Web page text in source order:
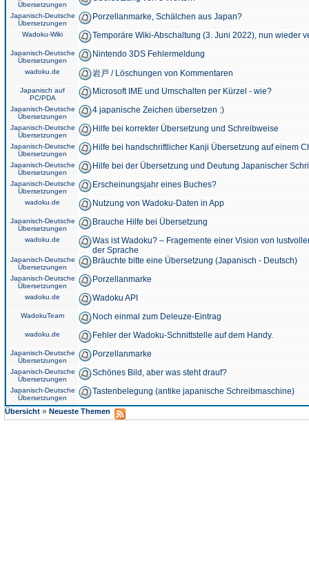
Übersetzungen
Japanisch-Deutsche
Übersetzungen
Porzellanmarke, Schälchen aus Japan?
Wadoku-Wiki Temporäre Wiki-Abschaltung (3. Juni 2022), nun wieder
Japanisch-Deutsche
Übersetzungen
Nintendo 3DS Fehlermeldung
wadoku.de 岩戸 / Löschungen von Kommentaren
Japanisch auf
PC/PDA
Microsoft IME und Umschalten per Kürzel - wie?
Japanisch-Deutsche
Übersetzungen
4 japanische Zeichen übersetzen :)
Japanisch-Deutsche
Übersetzungen
Hilfe bei korrekter Übersetzung und Schreibweise
Japanisch-Deutsche
Übersetzungen
Hilfe bei handschriftlicher Kanji Übersetzung auf einem
Japanisch-Deutsche
Übersetzungen
Hilfe bei der Übersetzung und Deutung Japanischer
Japanisch-Deutsche
Übersetzungen
Erscheinungsjahr eines Buches?
wadoku.de Nutzung von Wadoku-Daten in App
Japanisch-Deutsche
Übersetzungen
Brauche Hilfe bei Übersetzung
wadoku.de
Was ist Wadoku? – Fragemente einer Vision von
der Sprache
Japanisch-Deutsche
Übersetzungen
Bräuchte bitte eine Übersetzung (Japanisch - Deutsch)
Japanisch-Deutsche
Übersetzungen
Porzellanmarke
wadoku.de Wadoku API
WadokuTeam Noch einmal zum Deleuze-Eintrag
wadoku.de Fehler der Wadoku-Schnittstelle auf dem Handy.
Japanisch-Deutsche
Übersetzungen
Porzellanmarke
Japanisch-Deutsche
Übersetzungen
Schönes Bild, aber was steht drauf?
Japanisch-Deutsche
Übersetzungen
Tastenbelegung (antike japanische Schreibmaschine)
Übersicht » Neueste Themen